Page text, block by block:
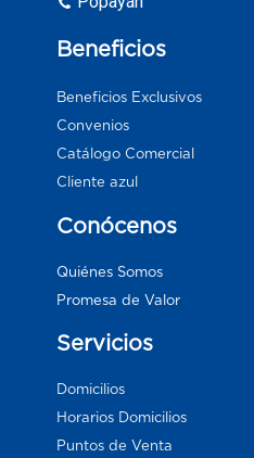
Beneficios
Beneficios Exclusivos
Convenios
Catálogo Comercial
Cliente azul
Conócenos
Quiénes Somos
Promesa de Valor
Servicios
Domicilios
Horarios Domicilios
Puntos de Venta